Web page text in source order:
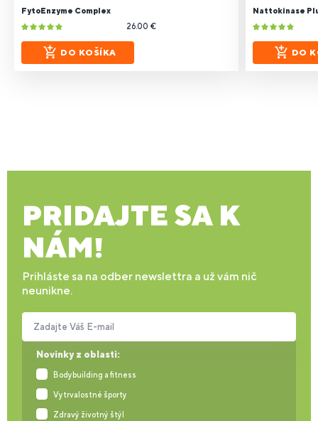
FytoEnzyme Complex
26.00 €
DO KOŠÍKA
Nattokinase
DO
PRIDAJTE SA K
NÁM!
Prihláste sa na odber newslettra a už vám nič
neunikne.
Novinky z oblasti:
Bodybuilding a fitness
Vytrvalostné športy
Zdravý životný štýl
Zadajte Váš E-mail